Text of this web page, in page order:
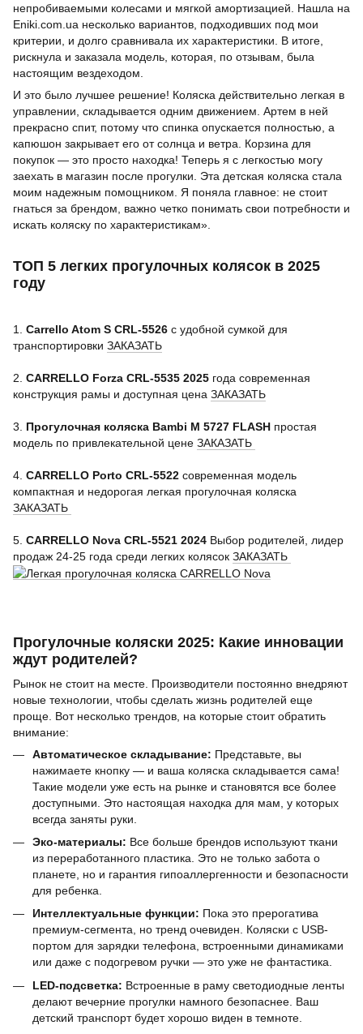
непробиваемыми колесами и мягкой амортизацией. Нашла на
Eniki.com.ua несколько вариантов, подходивших под мои
критерии, и долго сравнивала их характеристики. В итоге,
рискнула и заказала модель, которая, по отзывам, была
настоящим вездеходом.
И это было лучшее решение! Коляска действительно легкая в
управлении, складывается одним движением. Артем в ней
прекрасно спит, потому что спинка опускается полностью, а
капюшон закрывает его от солнца и ветра. Корзина для
покупок — это просто находка! Теперь я с легкостью могу
заехать в магазин после прогулки. Эта детская коляска стала
моим надежным помощником. Я поняла главное: не стоит
гнаться за брендом, важно четко понимать свои потребности и
искать коляску по характеристикам».
ТОП 5 легких прогулочных колясок в 2025
году
1. Carrello Atom S CRL-5526 с удобной сумкой для
транспортировки ЗАКАЗАТЬ
2. CARRELLO Forza CRL-5535 2025 года современная
конструкция рамы и доступная цена ЗАКАЗАТЬ
3. Прогулочная коляска Bambi M 5727 FLASH простая
модель по привлекательной цене ЗАКАЗАТЬ
4. CARRELLO Porto CRL-5522 современная модель
компактная и недорогая легкая прогулочная коляска
ЗАКАЗАТЬ
5. CARRELLO Nova CRL-5521 2024 Выбор родителей, лидер
продаж 24-25 года среди легких колясок ЗАКАЗАТЬ
Прогулочные коляски 2025: Какие инновации
ждут родителей?
Рынок не стоит на месте. Производители постоянно внедряют
новые технологии, чтобы сделать жизнь родителей еще
проще. Вот несколько трендов, на которые стоит обратить
внимание:
Автоматическое складывание: Представьте, вы
нажимаете кнопку — и ваша коляска складывается сама!
Такие модели уже есть на рынке и становятся все более
доступными. Это настоящая находка для мам, у которых
всегда заняты руки.
Эко-материалы: Все больше брендов используют ткани
из переработанного пластика. Это не только забота о
планете, но и гарантия гипоаллергенности и безопасности
для ребенка.
Интеллектуальные функции: Пока это прерогатива
премиум-сегмента, но тренд очевиден. Коляски с USB-
портом для зарядки телефона, встроенными динамиками
или даже с подогревом ручки — это уже не фантастика.
LED-подсветка: Встроенные в раму светодиодные ленты
делают вечерние прогулки намного безопаснее. Ваш
детский транспорт будет хорошо виден в темноте.